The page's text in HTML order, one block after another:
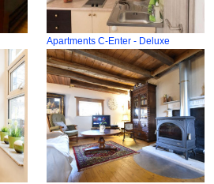
Apartments C-Enter - Deluxe